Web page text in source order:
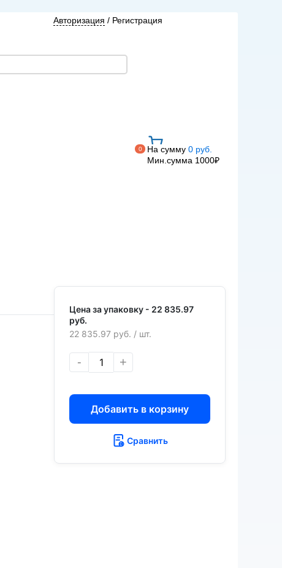
Авторизация / Регистрация
0 На сумму 0 руб.
Мин.сумма 1000₽
Цена за упаковку - 22 835.97
руб.
22 835.97 руб. / шт.
- +
Добавить в корзину
Сравнить